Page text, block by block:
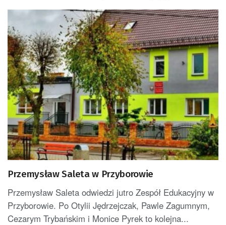
Przemysław Saleta w Przyborowie
Przemysław Saleta odwiedzi jutro Zespół Edukacyjny w
Przyborowie. Po Otylii Jędrzejczak, Pawle Zagumnym,
Cezarym Trybańskim i Monice Pyrek to kolejna...